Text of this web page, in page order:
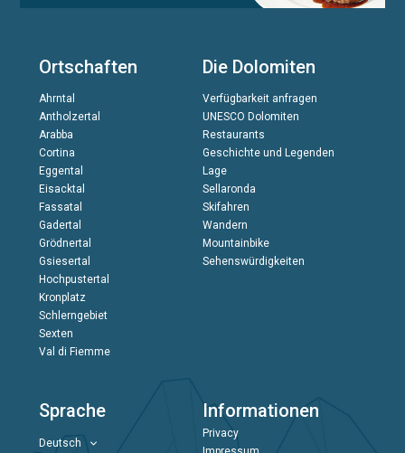
Ortschaften
Ahrntal
Antholzertal
Arabba
Cortina
Eggental
Eisacktal
Fassatal
Gadertal
Grödnertal
Gsiesertal
Hochpustertal
Kronplatz
Schlerngebiet
Sexten
Val di Fiemme
Die Dolomiten
Verfügbarkeit anfragen
UNESCO Dolomiten
Restaurants
Geschichte und Legenden
Lage
Sellaronda
Skifahren
Wandern
Mountainbike
Sehenswürdigkeiten
Sprache
Deutsch
Informationen
Privacy